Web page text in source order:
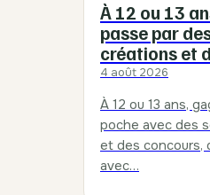
À 12 ou 13
passe par
créations et
4 août 2026
À 12 ou 13 ans,
poche avec des
et des concours,
avec…